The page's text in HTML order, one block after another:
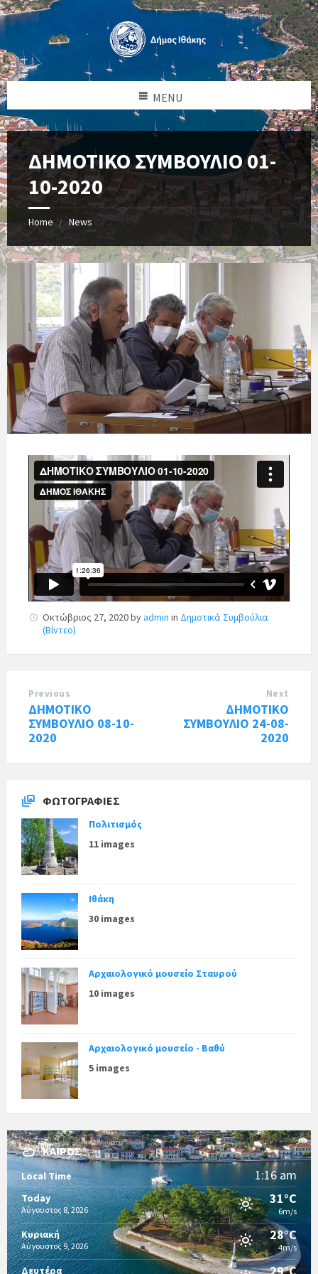
MENU
ΔΗΜΟΤΙΚΟ ΣΥΜΒΟΥΛΙΟ 01-
10-2020
Home News
Οκτώβριος 27, 2020byadmin in Δημοτικά Συμβούλια
(Βίντεο)
Previous
ΔΗΜΟΤΙΚΟ
ΣΥΜΒΟΥΛΙΟ 08-10-
2020
Next
ΔΗΜΟΤΙΚΟ
ΣΥΜΒΟΥΛΙΟ 24-08-
2020
ΦΩΤΟΓΡΑΦΊΕΣ
Πολιτισμός
11 images
Ιθάκη
30 images
Αρχαιολογικό μουσείο Σταυρού
10 images
Αρχαιολογικό μουσείο - Βαθύ
5 images
ΚΑΙΡΌΣ
Local Time 1:16 am
Today
Αύγουστος 8, 2026
31°C
6m/s
Κυριακή
Αύγουστος 9, 2026
28°C
4m/s
Δευτέρα